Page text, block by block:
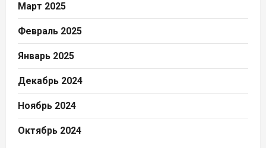
Март 2025
Февраль 2025
Январь 2025
Декабрь 2024
Ноябрь 2024
Октябрь 2024